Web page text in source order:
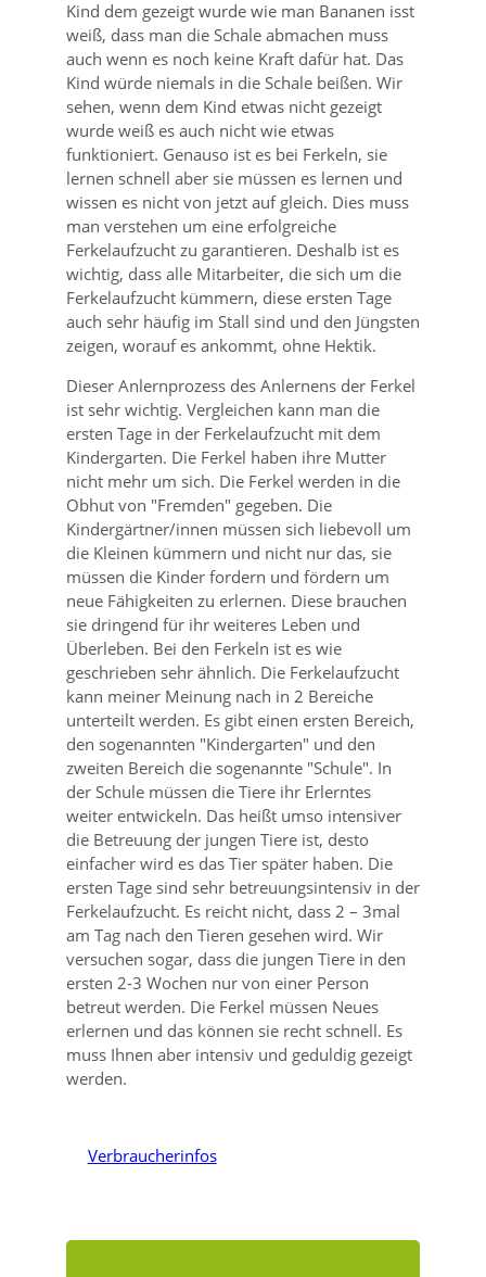
Kind dem gezeigt wurde wie man Bananen isst
weiß, dass man die Schale abmachen muss
auch wenn es noch keine Kraft dafür hat. Das
Kind würde niemals in die Schale beißen. Wir
sehen, wenn dem Kind etwas nicht gezeigt
wurde weiß es auch nicht wie etwas
funktioniert. Genauso ist es bei Ferkeln, sie
lernen schnell aber sie müssen es lernen und
wissen es nicht von jetzt auf gleich. Dies muss
man verstehen um eine erfolgreiche
Ferkelaufzucht zu garantieren. Deshalb ist es
wichtig, dass alle Mitarbeiter, die sich um die
Ferkelaufzucht kümmern, diese ersten Tage
auch sehr häufig im Stall sind und den Jüngsten
zeigen, worauf es ankommt, ohne Hektik.
Dieser Anlernprozess des Anlernens der Ferkel
ist sehr wichtig. Vergleichen kann man die
ersten Tage in der Ferkelaufzucht mit dem
Kindergarten. Die Ferkel haben ihre Mutter
nicht mehr um sich. Die Ferkel werden in die
Obhut von Fremden gegeben. Die
Kindergärtner/innen müssen sich liebevoll um
die Kleinen kümmern und nicht nur das, sie
müssen die Kinder fordern und fördern um
neue Fähigkeiten zu erlernen. Diese brauchen
sie dringend für ihr weiteres Leben und
Überleben. Bei den Ferkeln ist es wie
geschrieben sehr ähnlich. Die Ferkelaufzucht
kann meiner Meinung nach in 2 Bereiche
unterteilt werden. Es gibt einen ersten Bereich,
den sogenannten Kindergarten und den
zweiten Bereich die sogenannte Schule . In
der Schule müssen die Tiere ihr Erlerntes
weiter entwickeln. Das heißt umso intensiver
die Betreuung der jungen Tiere ist, desto
einfacher wird es das Tier später haben. Die
ersten Tage sind sehr betreuungsintensiv in der
Ferkelaufzucht. Es reicht nicht, dass 2 – 3mal
am Tag nach den Tieren gesehen wird. Wir
versuchen sogar, dass die jungen Tiere in den
ersten 2-3 Wochen nur von einer Person
betreut werden. Die Ferkel müssen Neues
erlernen und das können sie recht schnell. Es
muss Ihnen aber intensiv und geduldig gezeigt
werden.
Verbraucherinfos